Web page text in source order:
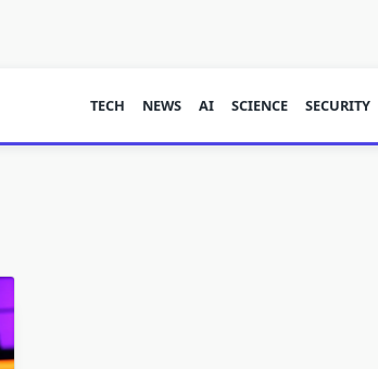
TECH NEWS AI SCIENCE SECURITY